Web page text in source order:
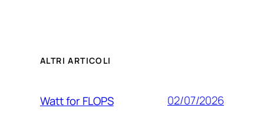
ALTRI ARTICOLI
Watt for FLOPS 02/07/2026